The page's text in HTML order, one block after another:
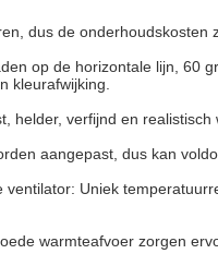
dus de onderhoudskosten
op de horizontale lijn, 60
kleurafwijking.
helder, verfijnd en realistisch
aangepast, dus kan
Uniek
warmteafvoer zorgen